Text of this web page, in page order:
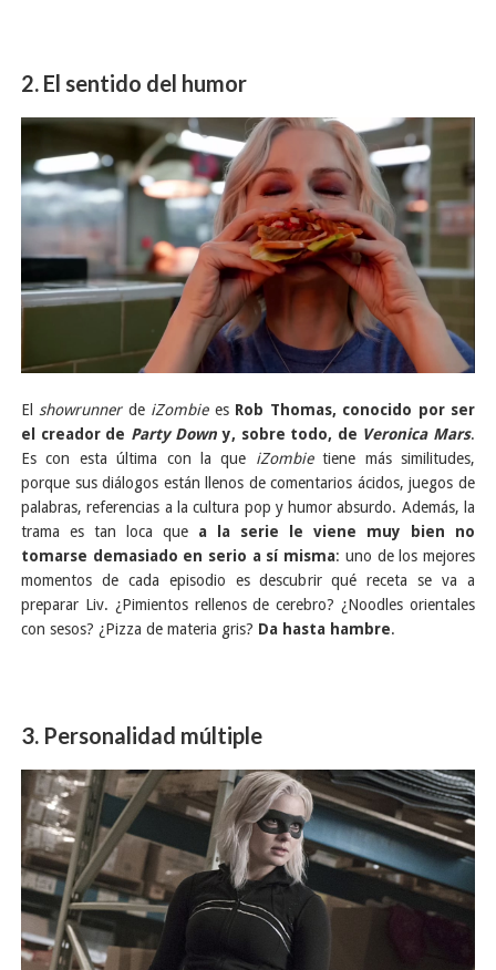
2. El sentido del humor
El showrunner de iZombie es Rob Thomas, conocido por ser
el creador de Party Down y, sobre todo, de Veronica Mars.
Es con esta última con la que iZombietiene más similitudes,
porque sus diálogos están llenos de comentarios ácidos, juegos de
palabras, referencias a la cultura pop y humor absurdo. Además, la
trama es tan loca que a la serie le viene muy bien no
tomarse demasiado en serio a sí misma: uno de los mejores
momentos de cada episodio es descubrir qué receta se va a
preparar Liv. ¿Pimientos rellenos de cerebro? ¿Noodles orientales
con sesos? ¿Pizza de materia gris? Da hasta hambre.
3. Personalidad múltiple